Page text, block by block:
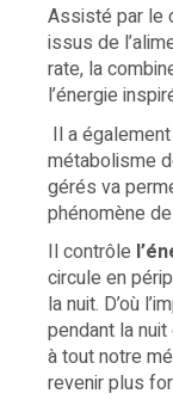
Assisté par le
issus de
rate, la
l’énergie
Il a
métabolisme
gérés va
phénomène
Il contrôle
circule en
la nuit. D’où
pendant la
à tout notre
revenir plus